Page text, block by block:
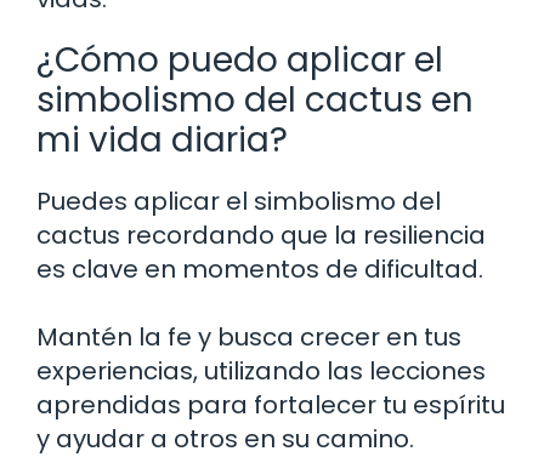
¿Cómo puedo aplicar el
simbolismo del cactus en
mi vida diaria?
Puedes aplicar el simbolismo del
cactus recordando que la resiliencia
es clave en momentos de dificultad.
Mantén la fe y busca crecer en tus
experiencias, utilizando las lecciones
aprendidas para fortalecer tu espíritu
y ayudar a otros en su camino.